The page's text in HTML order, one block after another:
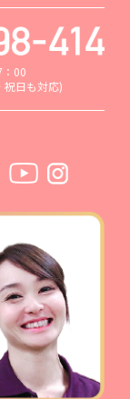
00
祝日も対応)